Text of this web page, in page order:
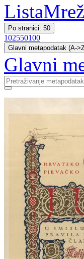
Lista
Po stranici: 50
102550100
Glavni metapodatak (A-
Glavni